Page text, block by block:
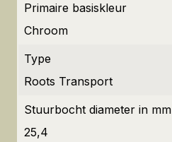
Primaire basiskleur
Chroom
Type
Roots Transport
Stuurbocht diameter in mm
25,4